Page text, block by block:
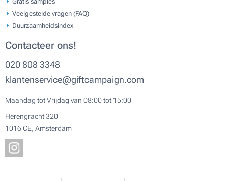
Veelgestelde vragen (FAQ)
Duurzaamheidsindex
Contacteer ons!
020 808 3348
klantenservice@giftcampaign.com
Maandag tot Vrijdag van 08:00 tot 15:00
Herengracht 320
1016 CE, Amsterdam